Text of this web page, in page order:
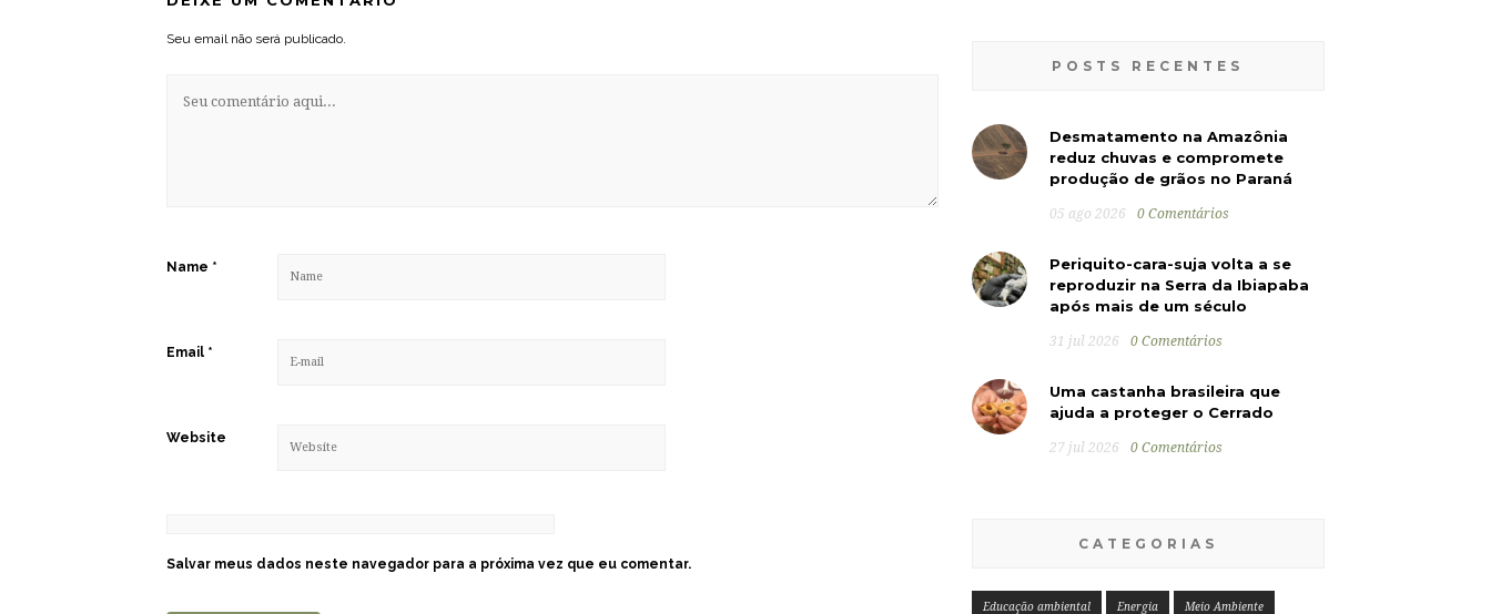
Seu email não será publicado.
Name *
Email *
Website
Salvar meus dados neste navegador para a próxima vez que eu comentar.
POSTS RECENTES
Desmatamento na Amazônia
reduz chuvas e compromete
produção de grãos no Paraná
05 ago 2026 0 Comentários
Periquito-cara-suja volta a se
reproduzir na Serra da Ibiapaba
após mais de um século
31 jul 2026 0 Comentários
Uma castanha brasileira que
ajuda a proteger o Cerrado
27 jul 2026 0 Comentários
CATEGORIAS
Educação ambiental Energia Meio Ambiente